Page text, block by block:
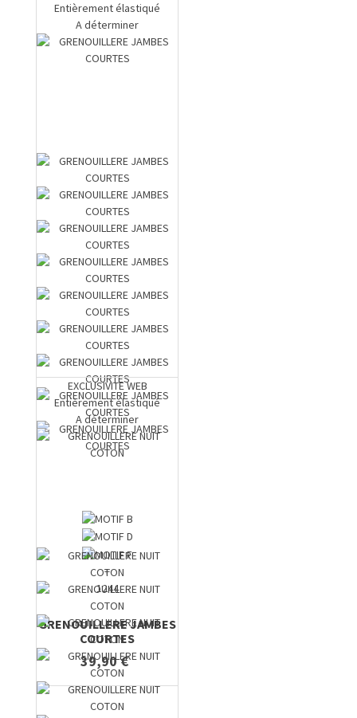
Entièrement élastiqué
A déterminer
+
1244
GRENOUILLERE JAMBES
COURTES
39,90 €
EXCLUSIVITE WEB
Entièrement élastiqué
A déterminer